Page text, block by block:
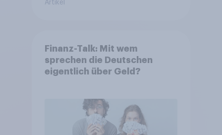
Artikel
Finanz-Talk: Mit wem
sprechen die Deutschen
eigentlich über Geld?